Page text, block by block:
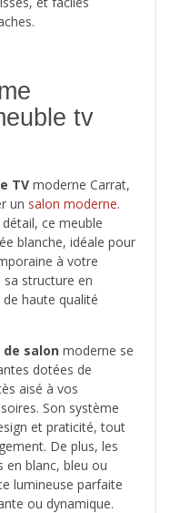
tv
TV moderne Carrat,
un salon moderne.
ce meuble
blanche, idéale pour
à votre
sa structure en
haute qualité
salon moderne se
dotées de
aisé à vos
Son système
et praticité, tout
De plus, les
en blanc, bleu ou
lumineuse parfaite
ou dynamique.